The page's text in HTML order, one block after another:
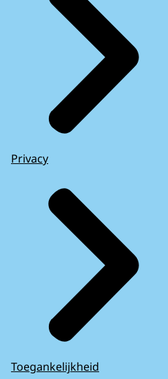
Privacy
Toegankelijkheid